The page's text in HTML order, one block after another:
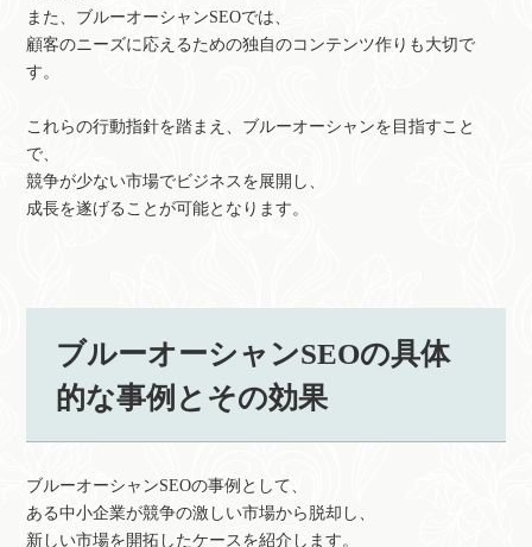
また、ブルーオーシャンSEOでは、
顧客のニーズに応えるための独自のコンテンツ作りも大切で
す。
これらの行動指針を踏まえ、ブルーオーシャンを目指すこと
で、
競争が少ない市場でビジネスを展開し、
成長を遂げることが可能となります。
ブルーオーシャンSEOの具体
的な事例とその効果
ブルーオーシャンSEOの事例として、
ある中小企業が競争の激しい市場から脱却し、
新しい市場を開拓したケースを紹介します。